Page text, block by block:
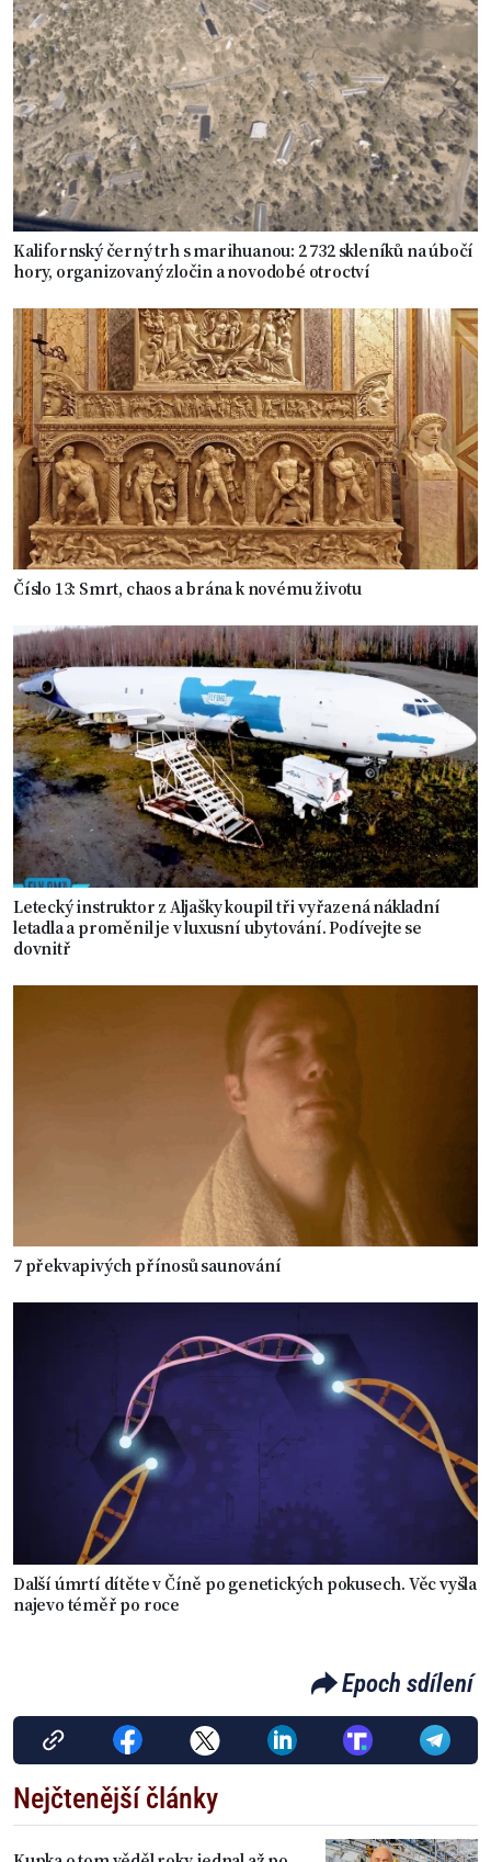
Kalifornský černý trh s marihuanou: 2 732 skleníků na úbočí
hory, organizovaný zločin a novodobé otroctví
Číslo 13: Smrt, chaos a brána k novému životu
Letecký instruktor z Aljašky koupil tři vyřazená nákladní
letadla a proměnil je v luxusní ubytování. Podívejte se
dovnitř
7 překvapivých přínosů saunování
Další úmrtí dítěte v Číně po genetických pokusech. Věc vyšla
najevo téměř po roce
Epoch sdílení
Nejčtenější články